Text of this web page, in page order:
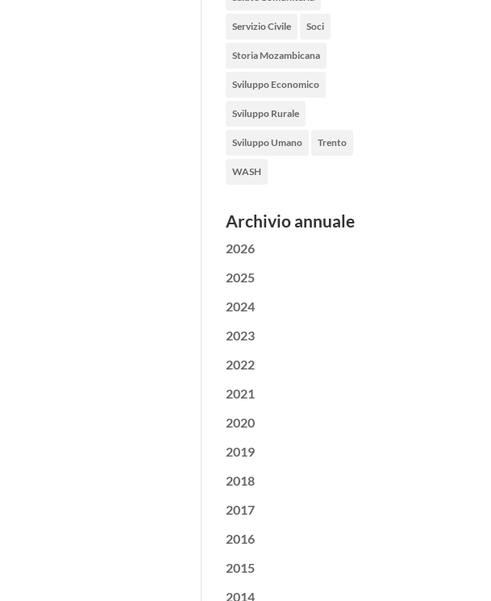
Servizio Civile Soci
Storia Mozambicana
Sviluppo Economico
Sviluppo Rurale
Sviluppo Umano Trento
WASH
Archivio annuale
2026
2025
2024
2023
2022
2021
2020
2019
2018
2017
2016
2015
2014